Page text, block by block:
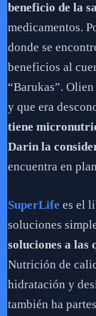
beneficio de la
medicamentos.
donde se
beneficios al
“Barukas”.
y que era
tiene
Darin la
encuentra en
SuperLife es el
soluciones
soluciones a las
Nutrición de
hidratación y
también ha